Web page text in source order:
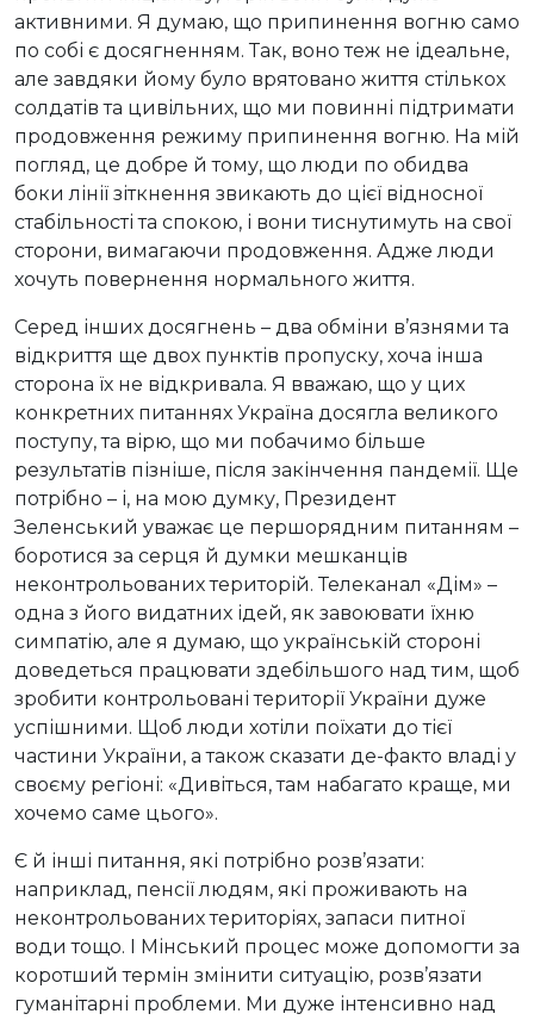
активними. Я думаю, що припинення вогню само
по собі є досягненням. Так, воно теж не ідеальне,
але завдяки йому було врятовано життя стількох
солдатів та цивільних, що ми повинні підтримати
продовження режиму припинення вогню. На мій
погляд, це добре й тому, що люди по обидва
боки лінії зіткнення звикають до цієї відносної
стабільності та спокою, і вони тиснутимуть на свої
сторони, вимагаючи продовження. Адже люди
хочуть повернення нормального життя.
Серед інших досягнень – два обміни в’язнями та
відкриття ще двох пунктів пропуску, хоча інша
сторона їх не відкривала. Я вважаю, що у цих
конкретних питаннях Україна досягла великого
поступу, та вірю, що ми побачимо більше
результатів пізніше, після закінчення пандемії. Ще
потрібно – і, на мою думку, Президент
Зеленський уважає це першорядним питанням –
боротися за серця й думки мешканців
неконтрольованих територій. Телеканал «Дім» –
одна з його видатних ідей, як завоювати їхню
симпатію, але я думаю, що українській стороні
доведеться працювати здебільшого над тим, щоб
зробити контрольовані території України дуже
успішними. Щоб люди хотіли поїхати до тієї
частини України, а також сказати де-факто владі у
своєму регіоні: «Дивіться, там набагато краще, ми
хочемо саме цього».
Є й інші питання, які потрібно розв’язати:
наприклад, пенсії людям, які проживають на
неконтрольованих територіях, запаси питної
води тощо. І Мінський процес може допомогти за
коротший термін змінити ситуацію, розв’язати
гуманітарні проблеми. Ми дуже інтенсивно над